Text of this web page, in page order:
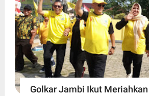
Golkar Jambi Ikut